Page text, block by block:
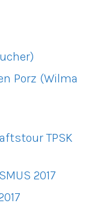
Porz (Wilma
TPSK
2017